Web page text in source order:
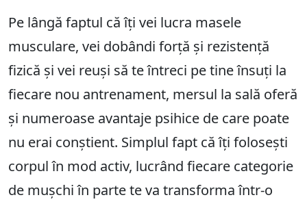
Pe lângă faptul că îți vei lucra masele
musculare, vei dobândi forță și rezistență
fizică și vei reuși să te întreci pe tine însuți la
fiecare nou antrenament, mersul la sală oferă
și numeroase avantaje psihice de care poate
nu erai conștient. Simplul fapt că îți folosești
corpul în mod activ, lucrând fiecare categorie
de mușchi în parte te va transforma într-o